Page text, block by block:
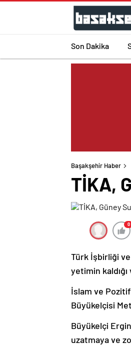
Son Dakika
Başakşehir Haber
TİKA,
0
Türk İşbirliği ve
yetimin kaldığı
İslam ve Pozitif
Büyükelçisi
Büyükelçi
uzatmaya ve